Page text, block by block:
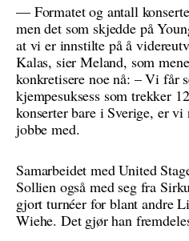
— Formatet og antall
men det som skjedde på
at vi er innstilte på å
Kalas, sier Meland, som
konkretisere noe nå: – Vi får
kjempesuksess som trekker
konserter bare i Sverige, er
jobbe med.
Samarbeidet med United
Sollien også med seg fra
gjort turnéer for blant andre
Wiehe. Det gjør han